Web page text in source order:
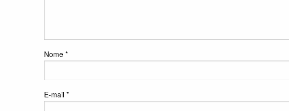
Nome *
E-mail *